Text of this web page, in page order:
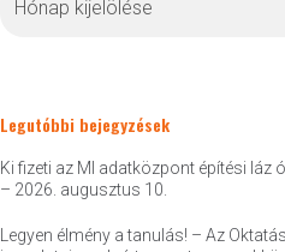
Legutóbbi bejegyzések
Ki fizeti az MI adatközpont építési
– 2026. augusztus 10.
Legyen élmény a tanulás! – Az